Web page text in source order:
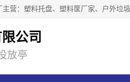
公司
放亭